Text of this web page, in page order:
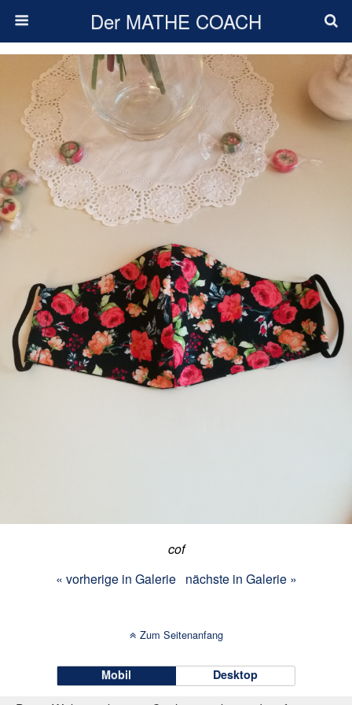
Der MATHE COACH
cof
« vorherige in Galerie nächste in Galerie »
Zum Seitenanfang
Mobil Desktop